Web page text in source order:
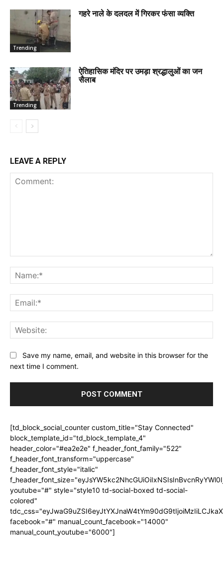
Trending
गहरे नाले के दलदल में गिरकर फंसा व्यक्ति
Trending
ऐतिहासिक मंदिर पर उमड़ा श्रद्धालुओं का जन
सैलाब
LEAVE A REPLY
Save my name, email, and website in this browser for the
next time I comment.
[td_block_social_counter custom_title="Stay Connected"
block_template_id="td_block_template_4"
header_color="#ea2e2e" f_header_font_family="522"
f_header_font_transform="uppercase"
f_header_font_style="italic"
youtube="#" style="style10 td-social-boxed td-social-
colored"
facebook="#" manual_count_facebook="14000"
manual_count_youtube="6000"]